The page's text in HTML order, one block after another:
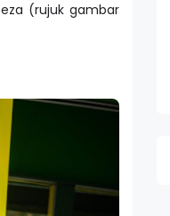
(rujuk gambar